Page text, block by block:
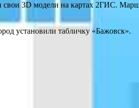
3D модели на картах 2ГИС.
установили табличку «Бажовск».